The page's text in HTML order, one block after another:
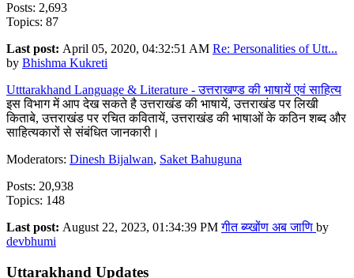
Posts: 2,693
Topics: 87
Last post: April 05, 2020, 04:32:51 AM Re: Personalities of Utt...
by Bhishma Kukreti
Utttarakhand Language & Literature - उत्तराखण्ड की भाषायें एवं साहित्य
इस विभाग में आप देख सकते है उत्तराखंड की भाषायें, उत्तराखंड पर लिखी
किताबे, उत्तराखंड पर रचित कवितायें, उत्तराखंड की भाषाओं के कठिन शब्द और
साहित्यकारों से संबंधित जानकारी।
Moderators: Dinesh Bijalwan, Saket Bahuguna
Posts: 20,938
Topics: 148
Last post: August 22, 2023, 01:34:39 PMगीत ब्य्खोंण अब जाणि by
devbhumi
Uttarakhand Updates